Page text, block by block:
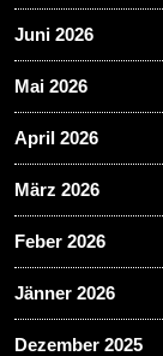
Juni 2026
Mai 2026
April 2026
März 2026
Feber 2026
Jänner 2026
Dezember 2025